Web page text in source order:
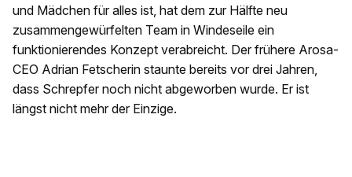
und Mädchen für alles ist, hat dem zur Hälfte neu
zusammengewürfelten Team in Windeseile ein
funktionierendes Konzept verabreicht. Der frühere Arosa-
CEO Adrian Fetscherin staunte bereits vor drei Jahren,
dass Schrepfer noch nicht abgeworben wurde. Er ist
längst nicht mehr der Einzige.